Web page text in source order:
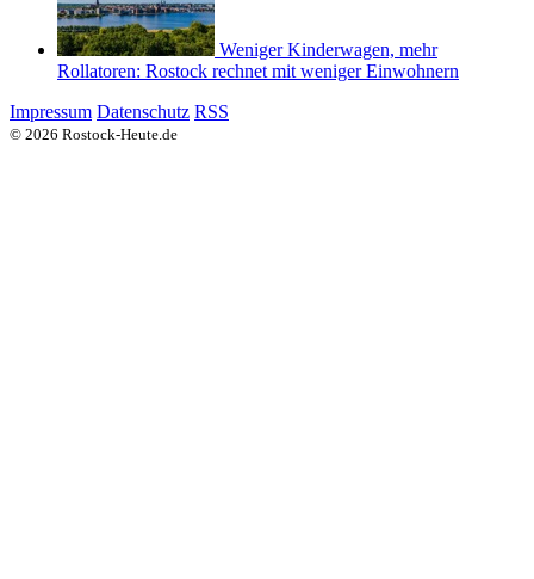
Weniger Kinderwagen, mehr
Rollatoren: Rostock rechnet mit weniger Einwohnern
Impressum Datenschutz RSS
© 2026 Rostock-Heute.de